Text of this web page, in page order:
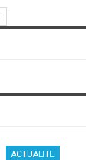
ACTUALITE